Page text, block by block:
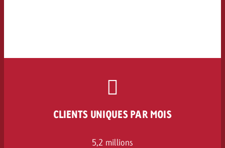
CLIENTS UNIQUES PAR MOIS
5,2 millions